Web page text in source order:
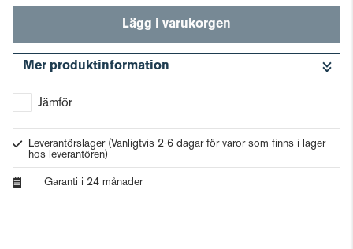
Lägg i varukorgen
Mer produktinformation
Jämför
Leverantörslager (Vanligtvis 2-6 dagar för varor som finns i lager
hos leverantören)
Garanti i 24 månader